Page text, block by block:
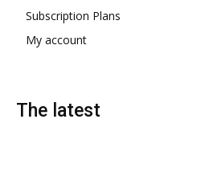
Subscription Plans
My account
The latest